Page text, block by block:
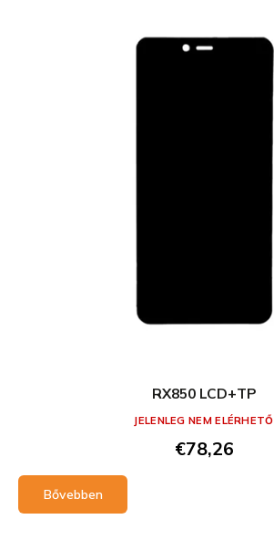
RX850 LCD+TP
€78,26
Bővebben
JELENLEG NEM ELÉRHETŐ